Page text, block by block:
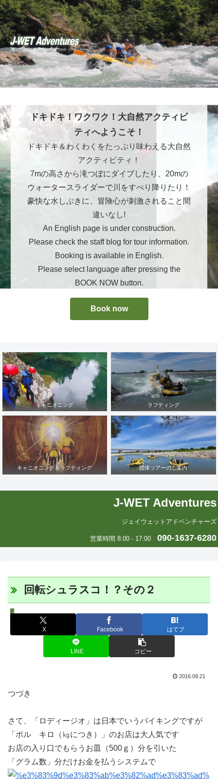
ドキドキ！ワクワク！大自然アクティビ
ティへようこそ！
ドキドキ＆わくわくをたっぷり味わえる大自然
アクティビティ！
7mの高さから滝つぼにダイブしたり、20mの
ウォータースライダーで川をすべり降りたり！
豪快な水しぶきに、冒険心が刺激されること間
違いなし!
An English page is under construction.
Please check the staff blog for tour information.
Booking is available in English.
Please select language after pressing the
BOOK NOW button.
Book now
キャニオニング ラフティング
キャニオニング＆ラフティング 団体ツアーのご案内
J-WET Adventures
ジェイウェットアドベンチャーズ
営業時間 8:00 - 17:00 090-1637-6280
回転シュラスコ！？その２
エリカの中南米いまむかし
X Facebook はてブ
LINE コピー
2016.09.21
つづき
さて、「ロディージオ」は日本でいうバイキングですが
「ポル キロ（㎏につき）」のお店は大人気です
お店の入り口でもらうお皿（500ｇ）分を引いた
「グラム数」分だけお金を払うシステムで